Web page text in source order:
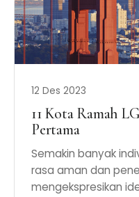
12 Des 2023
11 Kota Ramah
Pertama
Semakin banyak
rasa aman dan
mengekspresikan